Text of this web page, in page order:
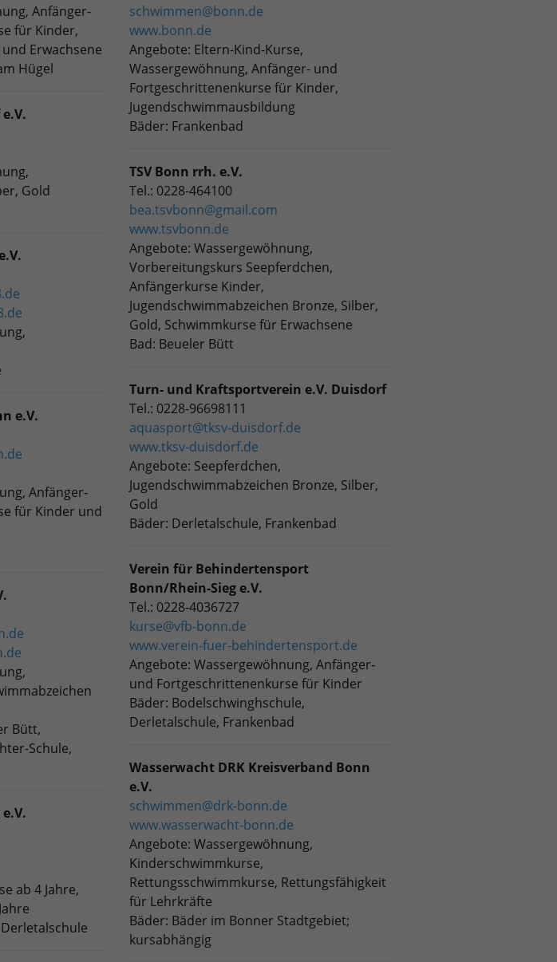
Anfänger-
für Kinder,
Erwachsene
Hügel
Gold
e.V.
Anfänger-
für Kinder und
Bütt,
Schule,
ab 4 Jahre,
schwimmen@bonn.de
www.bonn.de
Angebote: Eltern-Kind-Kurse,
Wassergewöhnung, Anfänger- und
Fortgeschrittenenkurse für Kinder,
Jugendschwimmausbildung
Bäder: Frankenbad
TSV Bonn rrh. e.V.
Tel.: 0228-464100
bea.tsvbonn@gmail.com
www.tsvbonn.de
Angebote: Wassergewöhnung,
Vorbereitungskurs Seepferdchen,
Anfängerkurse Kinder,
Jugendschwimmabzeichen Bronze, Silber,
Gold, Schwimmkurse für Erwachsene
Bad: Beueler Bütt
Turn- und Kraftsportverein e.V. Duisdorf
Tel.: 0228-96698111
aquasport@tksv-duisdorf.de
www.tksv-duisdorf.de
Angebote: Seepferdchen,
Jugendschwimmabzeichen Bronze, Silber,
Gold
Bäder: Derletalschule, Frankenbad
Verein für Behindertensport
Bonn/Rhein-Sieg e.V.
Tel.: 0228-4036727
kurse@vfb-bonn.de
www.verein-fuer-behindertensport.de
Angebote: Wassergewöhnung, Anfänger-
und Fortgeschrittenenkurse für Kinder
Bäder: Bodelschwinghschule,
Derletalschule, Frankenbad
Wasserwacht DRK Kreisverband Bonn
e.V.
schwimmen@drk-bonn.de
www.wasserwacht-bonn.de
Angebote: Wassergewöhnung,
Kinderschwimmkurse,
Rettungsschwimmkurse, Rettungsfähigkeit
für Lehrkräfte
Bäder: Bäder im Bonner Stadtgebiet;
kursabhängig
der sie stammen, und die Seiten
Form.
um den Sitzungsstatus zu